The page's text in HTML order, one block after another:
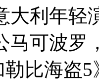
大利年轻
马可波罗
比海盗